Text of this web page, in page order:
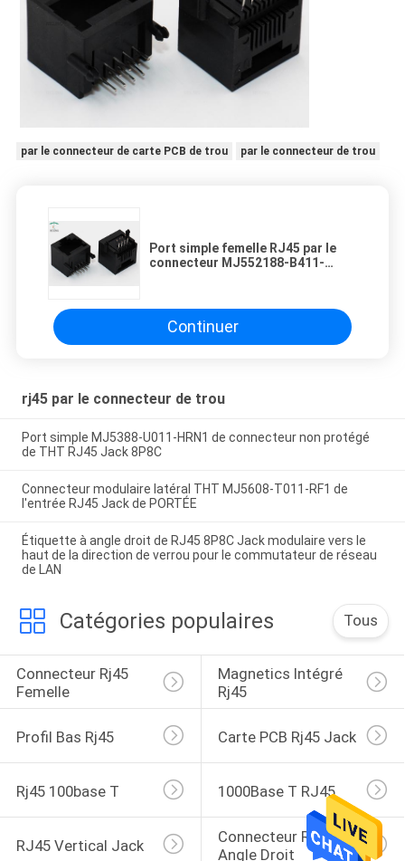
par le connecteur de carte PCB de trou par le connecteur de trou
Port simple femelle RJ45 par le
connecteur MJ552188-B411-
Continuer
rj45 par le connecteur de trou
Port simple MJ5388-U011-HRN1 de connecteur non protégé
de THT RJ45 Jack 8P8C
Connecteur modulaire latéral THT MJ5608-T011-RF1 de
l'entrée RJ45 Jack de PORTÉE
Étiquette à angle droit de RJ45 8P8C Jack modulaire vers le
haut de la direction de verrou pour le commutateur de réseau
de LAN
Catégories populaires Tous
Connecteur Rj45
Femelle
Magnetics Intégré
Rj45
Profil Bas Rj45 Carte PCB Rj45 Jack
Rj45 100base T 1000Base T RJ45
RJ45 Vertical Jack
Connecteur RJ45 À
Angle Droit